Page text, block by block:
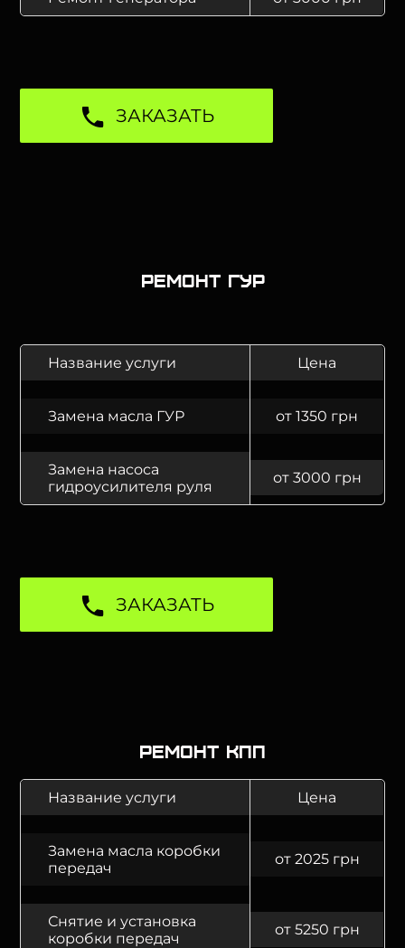
ЗАКАЗАТЬ
Ремонт ГУР
Название услуги Цена
Замена масла ГУР от 1350 грн
Замена насоса
гидроусилителя руля
от 3000 грн
ЗАКАЗАТЬ
Ремонт КПП
Название услуги Цена
Замена масла коробки
передач
от 2025 грн
Снятие и установка
коробки передач
от 5250 грн